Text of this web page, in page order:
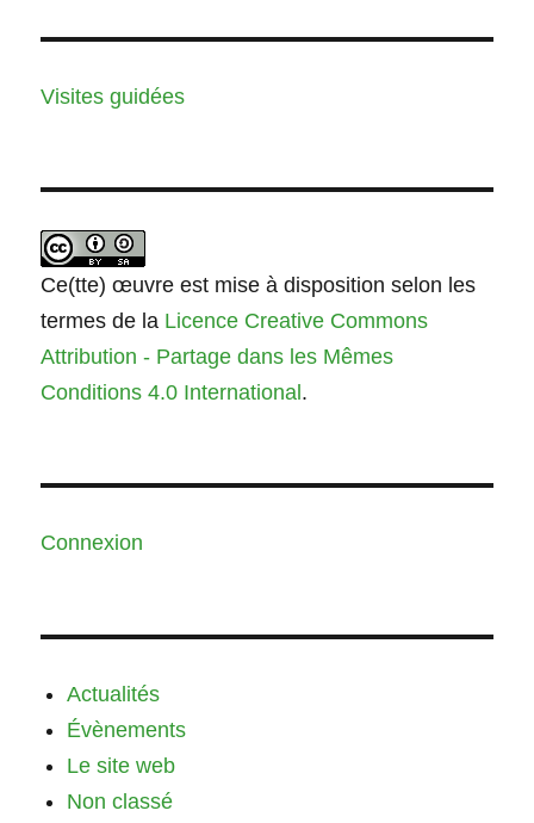
Visites guidées
Ce(tte) œuvre est mise à disposition selon les
termes de la Licence Creative Commons
Attribution - Partage dans les Mêmes
Conditions 4.0 International.
Connexion
Actualités
Évènements
Le site web
Non classé